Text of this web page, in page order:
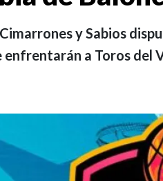
y Sabios
enfrentarán a Toros del